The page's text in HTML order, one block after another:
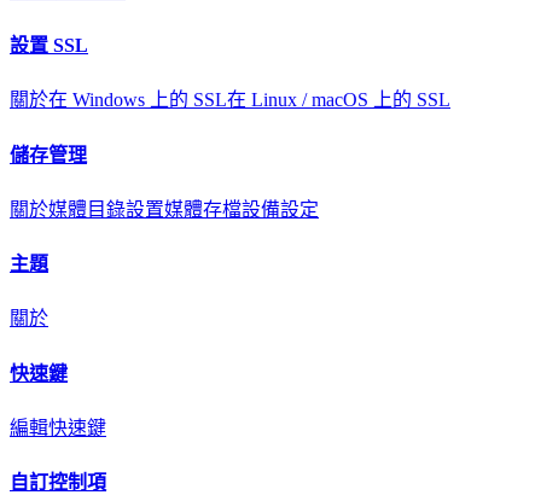
設置 SSL
關於在 Windows 上的 SSL在 Linux / macOS 上的 SSL
儲存管理
關於媒體目錄設置媒體存檔設備設定
主題
關於
快速鍵
編輯快速鍵
自訂控制項